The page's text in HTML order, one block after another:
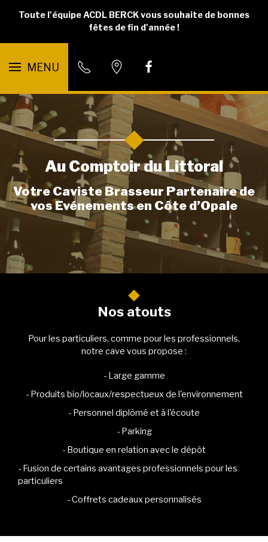
Toute l'équipe ACDL BERCK vous souhaite de bonnes
fêtes de fin d'année !
MENU
Au Comptoir du Littoral
Votre Caviste Brasseur Partenaire de
vos Evénements en Côte d’Opale
Nos atouts
Pour les particuliers, comme pour les professionnels,
notre cave vous propose :
- Large gamme
- Produits bio/locaux/respectueux de l'environnement
- Personnel diplômé et à l'écoute
- Parking
- Boutique en relation avec le dépôt
- Fusion de certains avantages professionnels pour les
particuliers
- Coffrets cadeaux personnalisés